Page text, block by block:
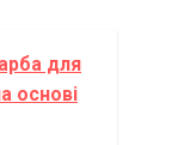
для
основі